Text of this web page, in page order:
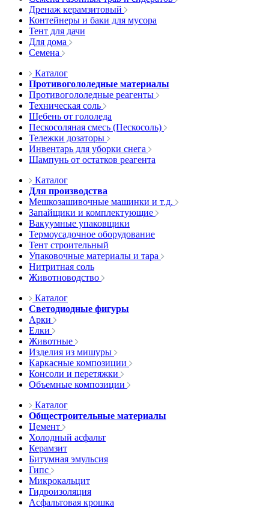
Дренаж керамзитовый
Контейнеры и баки для мусора
Тент для дачи
Для дома
Семена
Каталог
Противогололедные материалы
Противогололедные реагенты
Техническая соль
Щебень от гололеда
Пескосоляная смесь (Пескосоль)
Тележки дозаторы
Инвентарь для уборки снега
Шампунь от остатков реагента
Каталог
Для производства
Мешкозашивочные машинки и т.д.
Запайщики и комплектующие
Вакуумные упаковщики
Термоусадочное оборудование
Тент строительный
Упаковочные материалы и тара
Нитритная соль
Животноводство
Каталог
Светодиодные фигуры
Арки
Елки
Животные
Изделия из мишуры
Каркасные композиции
Консоли и перетяжки
Объемные композиции
Каталог
Общестроительные материалы
Цемент
Холодный асфальт
Керамзит
Битумная эмульсия
Гипс
Микрокальцит
Гидроизоляция
Асфальтовая крошка